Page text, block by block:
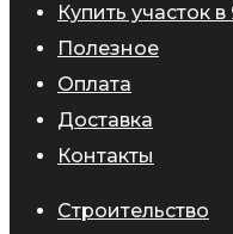
Купить участок
Полезное
Оплата
Доставка
Контакты
Строительство